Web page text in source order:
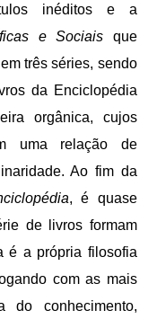
inéditos e a
e Sociais que
três séries, sendo
da Enciclopédia
orgânica, cujos
uma relação de
Ao fim da
, é quase
de livros formam
é a própria filosofia
com as mais
do conhecimento,